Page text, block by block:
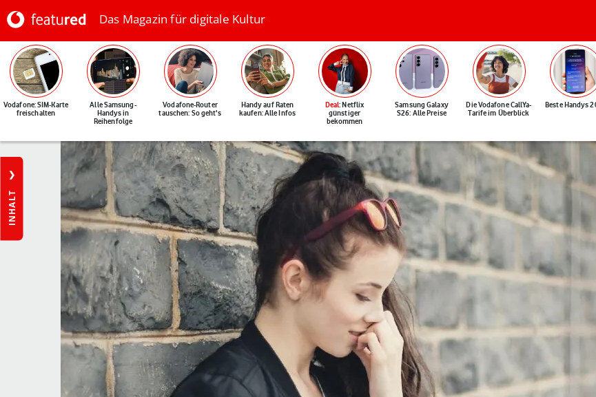
Das Magazin für digitale Kultur
Vodafone: SIM-Karte
freischalten
Alle Samsung-
Handys in
Reihenfolge
Vodafone-Router
tauschen: So geht's
Handy auf Raten
kaufen: Alle Infos
Deal: Netflix
günstiger
bekommen
Samsung Galaxy
S26: Alle Preise
Die Vodafone CallYa-
Tarife im Überblick
Beste Handys
INHALT